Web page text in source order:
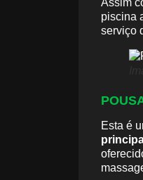
Assim
piscina
serviço
Esta é